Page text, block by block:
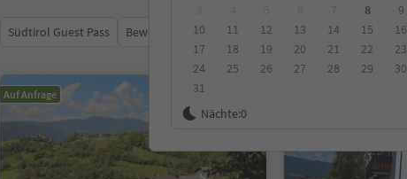
8
9
10
11 12 13 14 15
16
17
18 19 20 21 22
23
24
25 26 27 28 29
30
31
Nächte:0
Südtirol Guest Pass Bewertungen Kategorie Verpflegungsart
Auf Anfrage